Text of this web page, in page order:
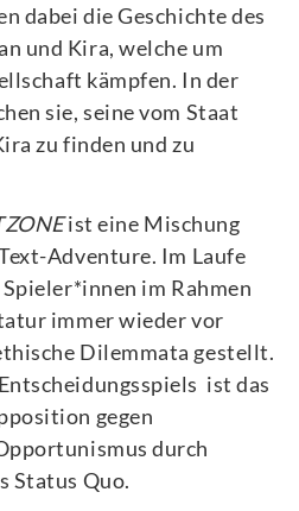
dabei die Geschichte des
und Kira, welche um
kämpfen. In der
sie, seine vom Staat
zu finden und zu
ist eine Mischung
Adventure. Im Laufe
im Rahmen
immer wieder vor
Dilemmata gestellt.
ist das
gegen
durch
Status Quo.